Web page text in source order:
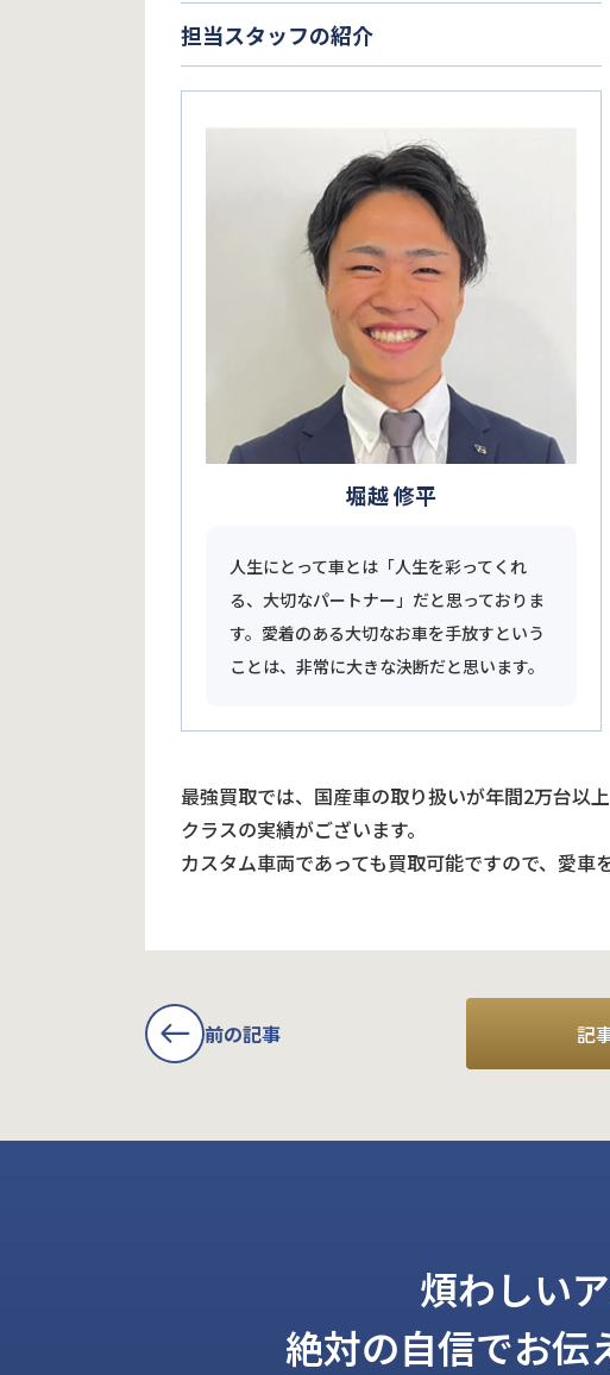
担当スタッフの紹介
堀越 修平
人生にとって車とは「人生を彩ってくれ
る、大切なパートナー」だと思っておりま
す。愛着のある大切なお車を手放すという
ことは、非常に大きな決断だと思います。
最強買取では、国産車の取り扱いが年間2万台以
クラスの実績がございます。
カスタム車両であっても買取可能ですので、愛車
前の記事 記
煩わしい
絶対の自信でお伝